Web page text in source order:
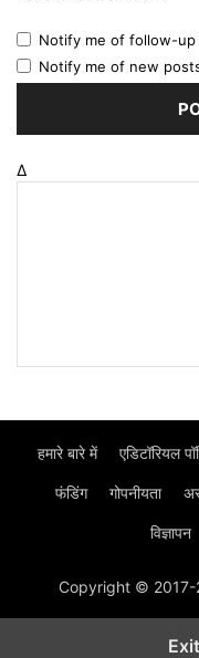
Notify me of follow-up
Notify me of new
Δ
हमारे बारे में एडिटॉरियल
फंडिंग गोपनीयता
विज्ञापन
Copyright © 2017-